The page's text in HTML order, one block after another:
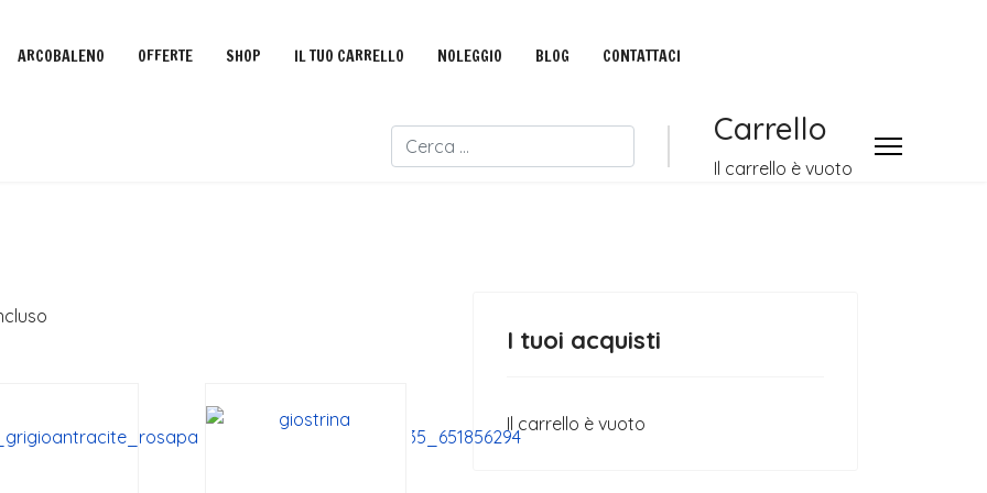
ARCOBALENO OFFERTE SHOP IL TUO CARRELLO NOLEGGIO BLOG CONTATTACI
Cerca Carrello
Il carrello è vuoto
I tuoi acquisti
Il carrello è vuoto